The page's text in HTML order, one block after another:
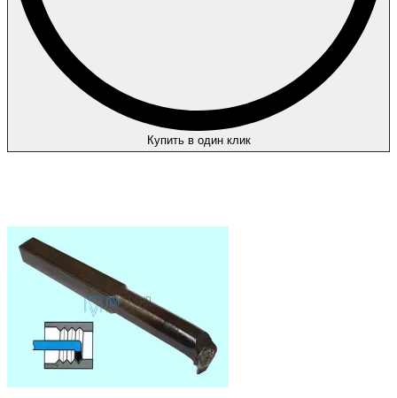
Купить в один клик